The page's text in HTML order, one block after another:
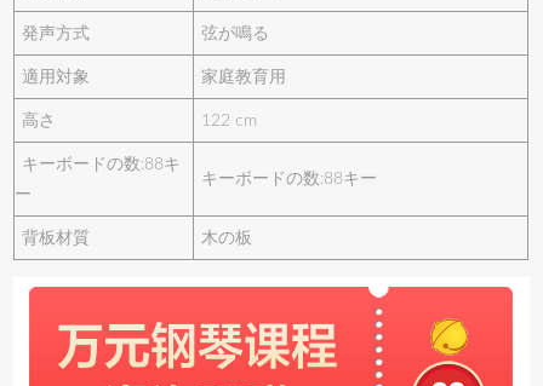
発声方式 弦が鳴る
適用対象 家庭教育用
高さ 122 cm
キーボードの数:88キ
ー
キーボードの数:88キー
背板材質 木の板